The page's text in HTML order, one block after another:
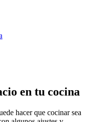
en tu cocina
hacer que cocinar sea